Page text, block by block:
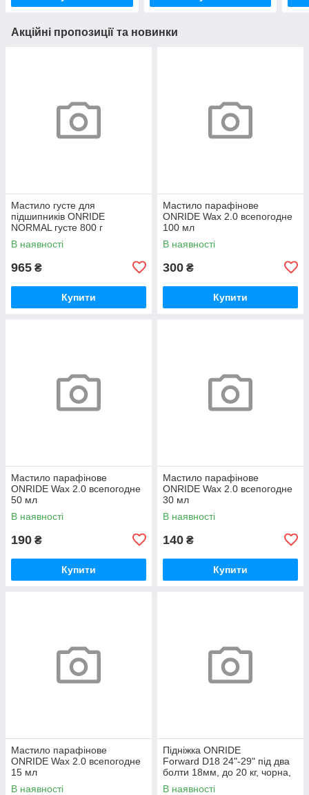
Акційні пропозиції та новинки
Мастило густе для
підшипників ONRIDE
NORMAL густе 800 г
(металева банка)
В наявності
965 ₴
Купити
Мастило парафінове
ONRIDE Wax 2.0 всепогодне
100 мл
В наявності
300 ₴
Купити
Мастило парафінове
ONRIDE Wax 2.0 всепогодне
50 мл
В наявності
190 ₴
Купити
Мастило парафінове
ONRIDE Wax 2.0 всепогодне
30 мл
В наявності
140 ₴
Купити
Мастило парафінове
ONRIDE Wax 2.0 всепогодне
15 мл
В наявності
Підніжка ONRIDE
Forward D18 24"-29" під два
болти 18мм, до 20 кг, чорна,
polybag
В наявності